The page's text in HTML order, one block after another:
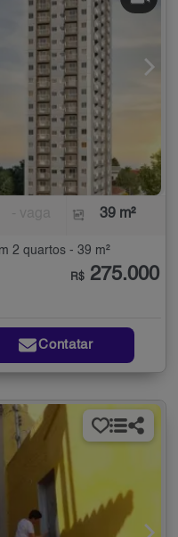
39 m²
2 quartos - 39 m²
R$ 275.000
Contatar